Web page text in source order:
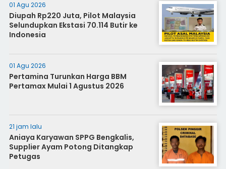
01 Agu 2026
Diupah Rp220 Juta, Pilot Malaysia
Selundupkan Ekstasi 70.114 Butir ke
Indonesia
01 Agu 2026
Pertamina Turunkan Harga BBM
Pertamax Mulai 1 Agustus 2026
21 jam lalu
Aniaya Karyawan SPPG Bengkalis,
Supplier Ayam Potong Ditangkap
Petugas